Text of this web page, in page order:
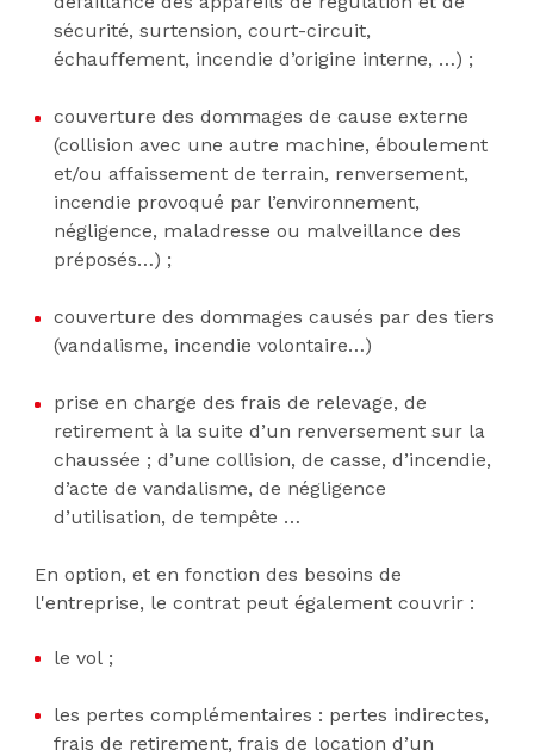
sécurité, surtension, court-circuit,
échauffement, incendie d’origine interne, …) ;
couverture des dommages de cause externe
(collision avec une autre machine, éboulement
et/ou affaissement de terrain, renversement,
incendie provoqué par l’environnement,
négligence, maladresse ou malveillance des
préposés…) ;
couverture des dommages causés par des tiers
(vandalisme, incendie volontaire…)
prise en charge des frais de relevage, de
retirement à la suite d’un renversement sur la
chaussée ; d’une collision, de casse, d’incendie,
d’acte de vandalisme, de négligence
d’utilisation, de tempête …
En option, et en fonction des besoins de
l'entreprise, le contrat peut également couvrir :
le vol ;
les pertes complémentaires : pertes indirectes,
frais de retirement, frais de location d’un